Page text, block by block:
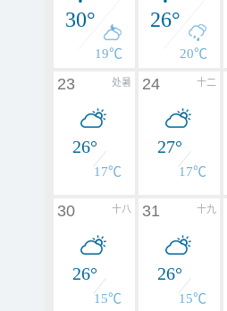
30°
19℃
26°
20℃
处暑
23
26°
17℃
十二
24
27°
17℃
十八
30
26°
15℃
十九
31
26°
15℃